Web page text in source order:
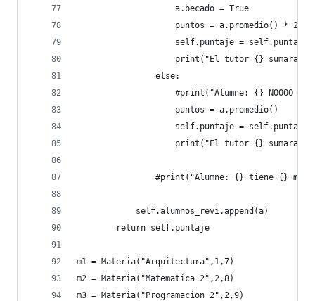
                    a.becado = True
                    puntos = a.promedio() * 2
self.puntaje = self.puntaje
print("El tutor {} sumara
                else:
#print("Alumne: {} NOOOO
                    puntos = a.promedio()
self.puntaje = self.puntaje
print("El tutor {} sumara
#print("Alumne: {} tiene {}
            self.alumnos_revi.append(a)
        return self.puntaje
m1 = Materia("Arquitectura",1,7)
m2 = Materia("Matematica 2",2,8)
m3 = Materia("Programacion 2",2,9)